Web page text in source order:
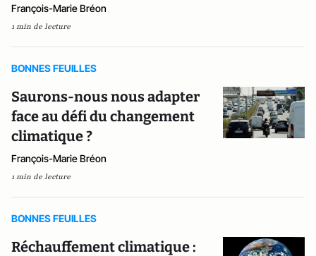
François-Marie Bréon
1 min de lecture
BONNES FEUILLES
Saurons-nous nous adapter
face au défi du changement
climatique ?
François-Marie Bréon
1 min de lecture
BONNES FEUILLES
Réchauffement climatique :